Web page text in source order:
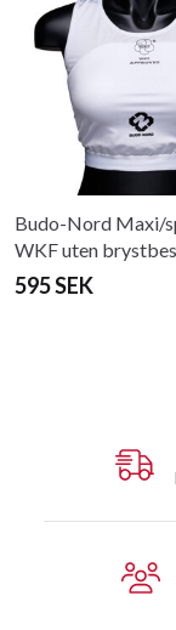
Budo-Nord Maxi/
WKF uten
595 SEK